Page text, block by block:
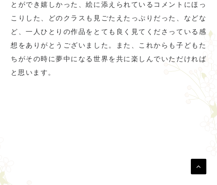
とができ嬉しかった、絵に添えられているコメントにほっ
こりした、どのクラスも見ごたえたっぷりだった、などな
ど、一人ひとりの作品をとても良く見てくださっている感
想をありがとうございました。また、これからも子どもた
ちがその時に夢中になる世界を共に楽しんでいただければ
と思います。